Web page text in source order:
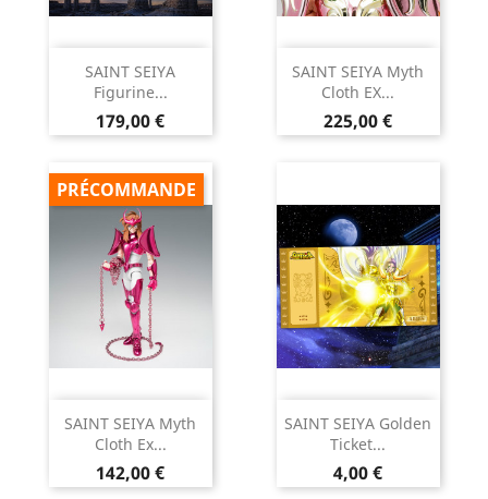
SAINT SEIYA
Figurine...
Prix
179,00 €
SAINT SEIYA Myth
Cloth EX...
Prix
225,00 €
SAINT SEIYA Myth
Cloth Ex...
Prix
142,00 €
PRÉCOMMANDE
SAINT SEIYA Golden
Ticket...
Prix
4,00 €